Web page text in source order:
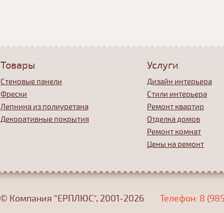
Товары
Стеновые панели
Фрески
Лепнина из полиуретана
Декоративные покрытия
Услуги
Дизайн интерьера
Стили интерьера
Ремонт квартир
Отделка домов
Ремонт комнат
Цены на ремонт
© Компания “ЕРПЛЮС”, 2001-2026 Телефон: 8